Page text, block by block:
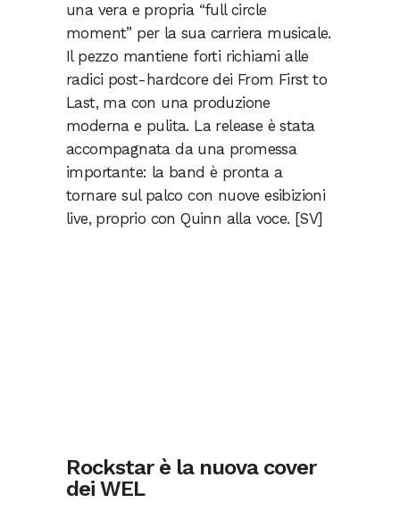
una vera e propria “full circle
moment” per la sua carriera musicale.
Il pezzo mantiene forti richiami alle
radici post-hardcore dei From First to
Last, ma con una produzione
moderna e pulita. La release è stata
accompagnata da una promessa
importante: la band è pronta a
tornare sul palco con nuove esibizioni
live, proprio con Quinn alla voce. [SV]
Rockstar è la nuova cover
dei WEL